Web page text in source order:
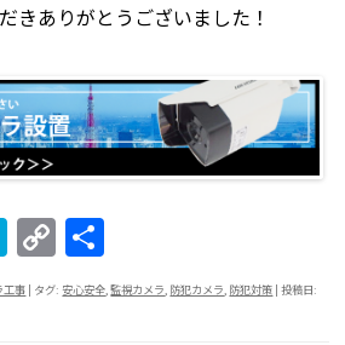
きありがとうございました！
H
at
e
C
o
p
有
工事 | タグ: 安心安全,監視カメラ, 防犯カメラ, 防犯対策 | 投稿日: